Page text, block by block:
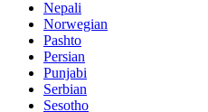
Nepali
Norwegian
Pashto
Persian
Punjabi
Serbian
Sesotho